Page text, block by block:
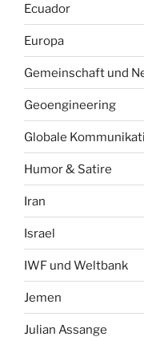
Ecuador
Europa
Gemeinschaft und
Geoengineering
Globale
Humor & Satire
Iran
Israel
IWF und Weltbank
Jemen
Julian Assange